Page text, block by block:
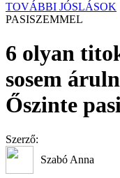
TOVÁBBI JÓSLÁSOK
PASISZEMMEL
6 olyan
sosem
Őszinte
Szerző:
Szabó Anna